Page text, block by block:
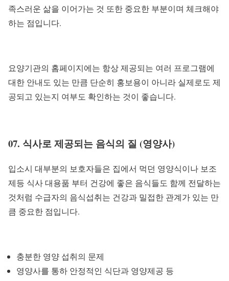
족스러운 삶을 이어가는 것 또한 중요한 부분이며 체크해야
하는 점입니다.
요양기관의 홈페이지에는 항상 제공되는 여러 프로그램에
대한 안내도 있는 만큼 단순히 홍보용이 아니라 실제로도 제
공되고 있는지 여부도 확인하는 것이 좋습니다.
07. 식사로 제공되는 음식의 질 (영양사)
입소시 대부분의 보호자들은 집에서 먹던 영양식이나 보조
제등 식사 대용품 부터 건강에 좋은 음식들도 함께 전달하는
것처럼 수급자의 음식섭취는 건강과 밀접한 관계가 있는 만
큼 중요한 점입니다.
충분한 영양 섭취의 문제
영양사를 통하 안정적인 식단과 영양제공 등